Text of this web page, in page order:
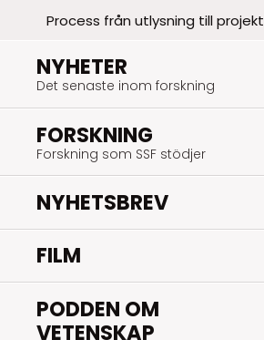
Process från utlysning till projekt
NYHETER
Det senaste inom forskning
FORSKNING
Forskning som SSF stödjer
NYHETSBREV
FILM
PODDEN OM
VETENSKAP